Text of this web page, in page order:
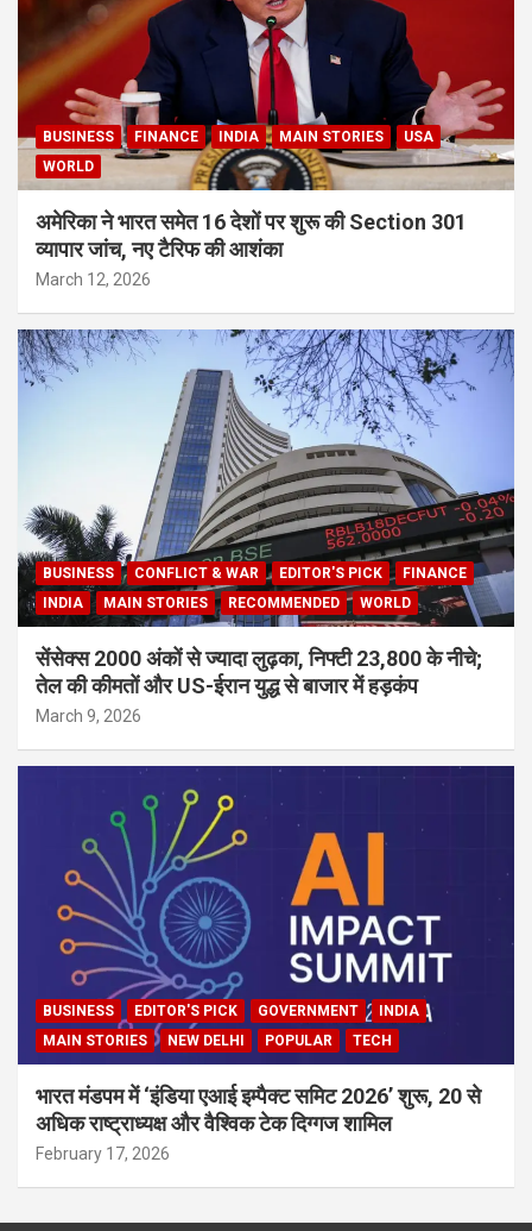
BUSINESS FINANCE INDIA MAIN STORIES
USA
WORLD
अमेरिका ने भारत समेत 16 देशों पर शुरू की Section 301
व्यापार जांच, नए टैरिफ की आशंका
March 12, 2026
BUSINESS CONFLICT & WAR EDITOR'S PICK
FINANCE
INDIA
MAIN STORIES RECOMMENDED WORLD
सेंसेक्स 2000 अंकों से ज्यादा लुढ़का, निफ्टी 23,800 के नीचे;
तेल की कीमतों और US-ईरान युद्ध से बाजार में हड़कंप
March 9, 2026
BUSINESS EDITOR'S PICK GOVERNMENT
INDIA
MAIN STORIES
NEW DELHI POPULAR TECH
भारत मंडपम में ‘इंडिया एआई इम्पैक्ट समिट 2026’ शुरू, 20 से
अधिक राष्ट्राध्यक्ष और वैश्विक टेक दिग्गज शामिल
February 17, 2026